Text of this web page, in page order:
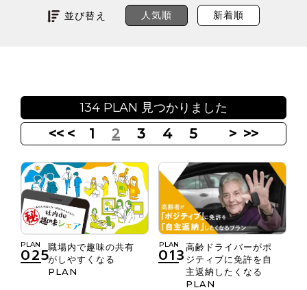
並び替え 人気順 新着順
134 PLAN 見つかりました
<< < 1 2 3 4 5 > >>
PLAN
025職場内で趣味の共有
がしやすくなる
PLAN
PLAN
013高齢ドライバーがポ
ジティブに免許を自
主返納したくなる
PLAN